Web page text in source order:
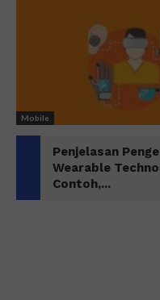
Mobile
Penjelasan
Wearable
Contoh,...